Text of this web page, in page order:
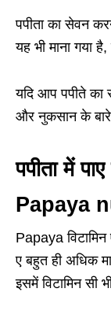
पपीता का सेवन
यह भी माना गया
यदि आप पपीते
और नुकसान के
पपीता में
Papaya
Papaya विटामिन
ए बहुत ही अधिक
इसमें विटामिन सी